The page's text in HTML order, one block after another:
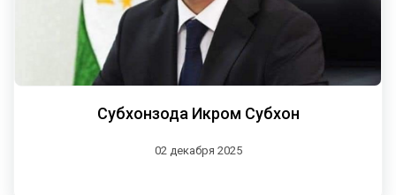
Субхонзода Икром Субхон
02 декабря 2025